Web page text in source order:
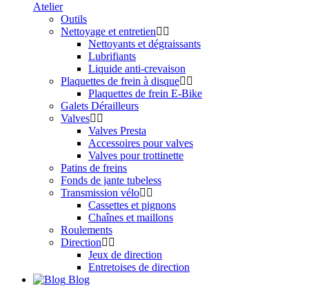
Atelier
Outils
Nettoyage et entretien
Nettoyants et dégraissants
Lubrifiants
Liquide anti-crevaison
Plaquettes de frein à disque
Plaquettes de frein E-Bike
Galets Dérailleurs
Valves
Valves Presta
Accessoires pour valves
Valves pour trottinette
Patins de freins
Fonds de jante tubeless
Transmission vélo
Cassettes et pignons
Chaînes et maillons
Roulements
Direction
Jeux de direction
Entretoises de direction
Blog